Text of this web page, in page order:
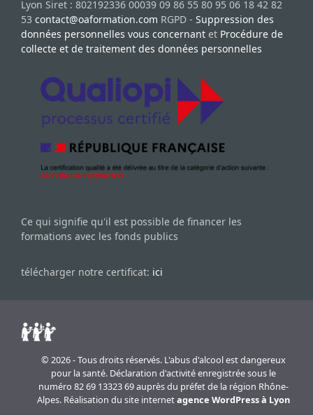
Lyon Siret : 802192336 00039 09 86 55 80 95 06 18 42 82
53 contact@oaformation.com RGPD - Suppression des
données personnelles vous concernant et Procédure de
collecte et de traitement des données personnelles
Ce qui signifie qu'il est possible de financer les
formations avec les fonds publics
télécharger notre certificat: ici
© 2026 - Tous droits réservés. L'abus d'alcool est dangereux
pour la santé. Déclaration d'activité enregistrée sous le
numéro 82 69 13323 69 auprès du préfet de la région Rhône-
Alpes. Réalisation du site internetagence WordPress à Lyon